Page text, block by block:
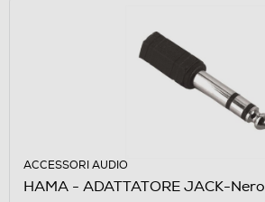
ACCESSORI AUDIO
HAMA - ADATTATORE JACK-Nero